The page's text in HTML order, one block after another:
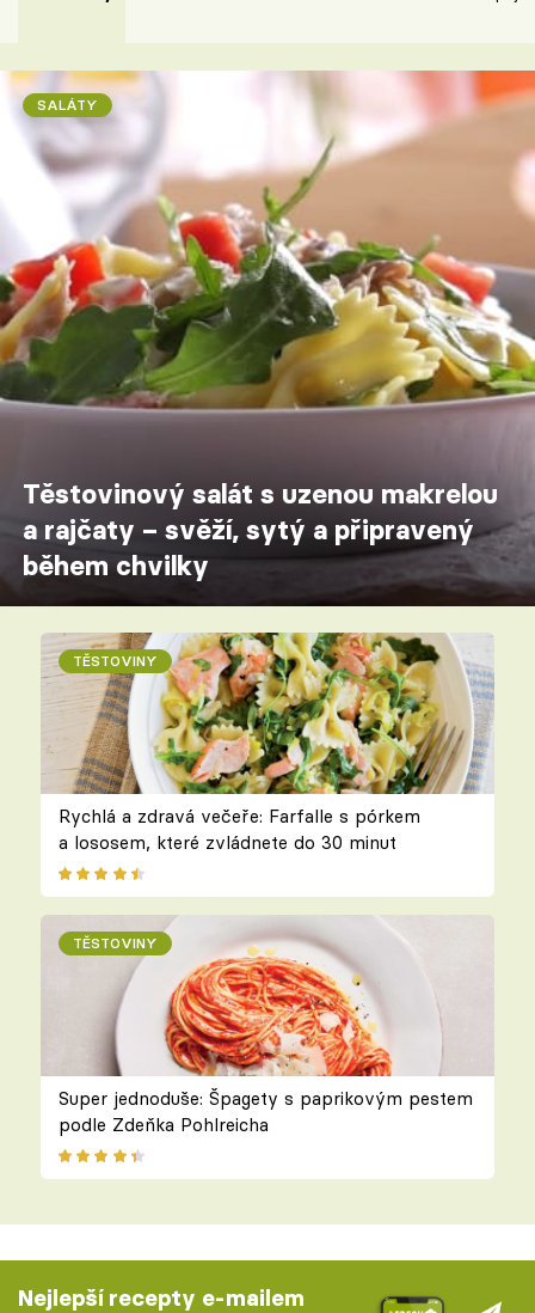
SALÁTY
Těstovinový salát s uzenou makrelou
a rajčaty – svěží, sytý a připravený
během chvilky
TĚSTOVINY
Rychlá a zdravá večeře: Farfalle s pórkem
a lososem, které zvládnete do 30 minut
TĚSTOVINY
Super jednoduše: Špagety s paprikovým pestem
podle Zdeňka Pohlreicha
Nejlepší recepty e-mailem